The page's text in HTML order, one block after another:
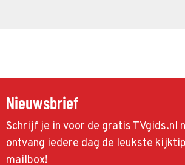
Nieuwsbrief
Schrijf je in voor de gratis TVgids.nl
ontvang iedere dag de leukste
mailbox!